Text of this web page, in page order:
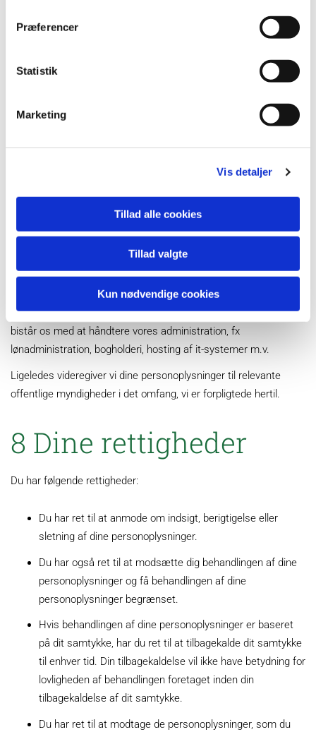
Præferencer
Statistik
Marketing
Vis detaljer
Tillad alle cookies
Tillad valgte
Kun nødvendige cookies
6 Kilder
7 Videregivelse af
dine
personoplysninger
Vi kan videregive dine personoplysninger til tredjepart, som
bistår os med at håndtere vores administration, fx
lønadministration, bogholderi, hosting af it-systemer m.v.
Ligeledes videregiver vi dine personoplysninger til relevante
offentlige myndigheder i det omfang, vi er forpligtede hertil.
8 Dine rettigheder
Du har følgende rettigheder:
Du har ret til at anmode om indsigt, berigtigelse eller
sletning af dine personoplysninger.
Du har også ret til at modsætte dig behandlingen af dine
personoplysninger og få behandlingen af dine
personoplysninger begrænset.
Hvis behandlingen af dine personoplysninger er baseret
på dit samtykke, har du ret til at tilbagekalde dit samtykke
til enhver tid. Din tilbagekaldelse vil ikke have betydning for
lovligheden af behandlingen foretaget inden din
tilbagekaldelse af dit samtykke.
Du har ret til at modtage de personoplysninger, som du